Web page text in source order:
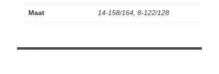
Maat 14-158/164, 8-122/128